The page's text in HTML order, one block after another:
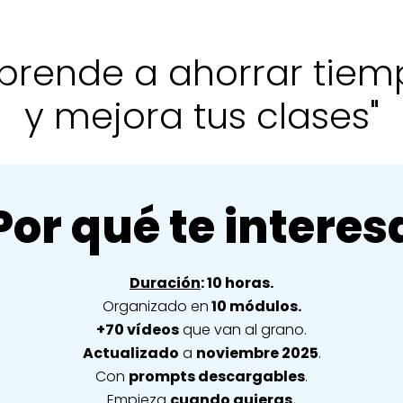
a ahorrar
y mejora tus clases"
qué te
Duración: 10 horas.
Organizado en10 módulos.
+70 vídeosque van al grano.
Actualizado a noviembre 2025.
Con prompts descargables.